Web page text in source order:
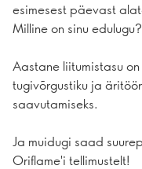
esimesest päevast
Milline on sinu edulugu?
Aastane liitumistasu
tugivõrgustiku ja
saavutamiseks.
Ja muidugi saad
Oriflame'i tellimustelt!